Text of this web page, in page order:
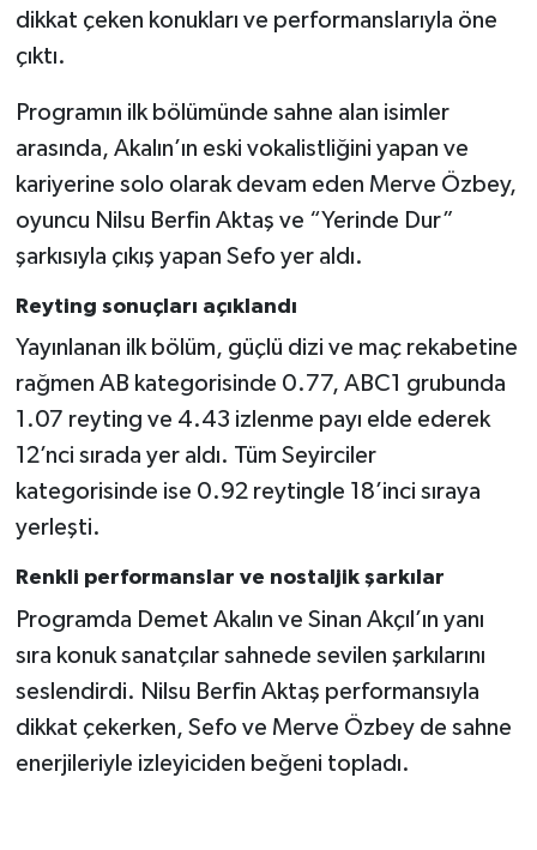
dikkat çeken konukları ve performanslarıyla öne
çıktı.
Programın ilk bölümünde sahne alan isimler
arasında, Akalın’ın eski vokalistliğini yapan ve
kariyerine solo olarak devam eden Merve Özbey,
oyuncu Nilsu Berfin Aktaş ve “Yerinde Dur”
şarkısıyla çıkış yapan Sefo yer aldı.
Reyting sonuçları açıklandı
Yayınlanan ilk bölüm, güçlü dizi ve maç rekabetine
rağmen AB kategorisinde 0.77, ABC1 grubunda
1.07 reyting ve 4.43 izlenme payı elde ederek
12’nci sırada yer aldı. Tüm Seyirciler
kategorisinde ise 0.92 reytingle 18’inci sıraya
yerleşti.
Renkli performanslar ve nostaljik şarkılar
Programda Demet Akalın ve Sinan Akçıl’ın yanı
sıra konuk sanatçılar sahnede sevilen şarkılarını
seslendirdi. Nilsu Berfin Aktaş performansıyla
dikkat çekerken, Sefo ve Merve Özbey de sahne
enerjileriyle izleyiciden beğeni topladı.
Spor
Yaşam